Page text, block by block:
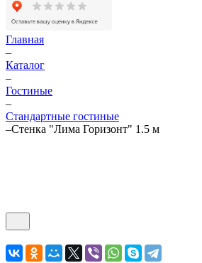
Главная
–
Каталог
–
Гостиные
–
Стандартные гостиные
–Стенка "Лима Горизонт" 1.5 м